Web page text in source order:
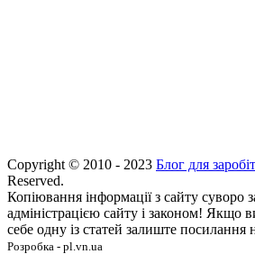
Copyright © 2010 - 2023 Блог для
Reserved.
Копіювання інформації з сайту суворо
адміністрацією сайту і законом! Якщо
себе одну із статей залиште посилання
Розробка - pl.vn.ua